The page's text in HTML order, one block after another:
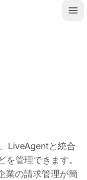
メ
LiveAgentと統合
を管理できます。
業の請求管理が簡